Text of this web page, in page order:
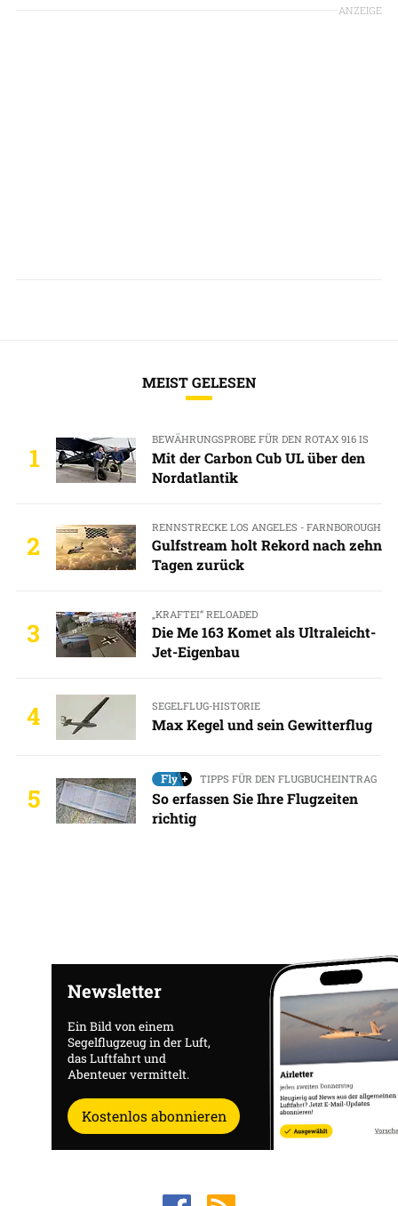
ANZEIGE
MEIST GELESEN
1
BEWÄHRUNGSPROBE FÜR DEN ROTAX 916 IS
Mit der Carbon Cub UL über den
Nordatlantik
2
RENNSTRECKE LOS ANGELES - FARNBOROUGH
Gulfstream holt Rekord nach zehn
Tagen zurück
3
„KRAFTEI“ RELOADED
Die Me 163 Komet als Ultraleicht-
Jet-Eigenbau
4 SEGELFLUG-HISTORIE
Max Kegel und sein Gewitterflug
5
TIPPS FÜR DEN FLUGBUCHEINTRAG
So erfassen Sie Ihre Flugzeiten
richtig
Newsletter
Ein Bild von einem
Segelflugzeug in der Luft,
das Luftfahrt und
Abenteuer vermittelt.
Kostenlos abonnieren